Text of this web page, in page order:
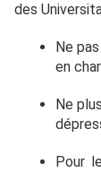
des
Ne
en
Ne
Pour